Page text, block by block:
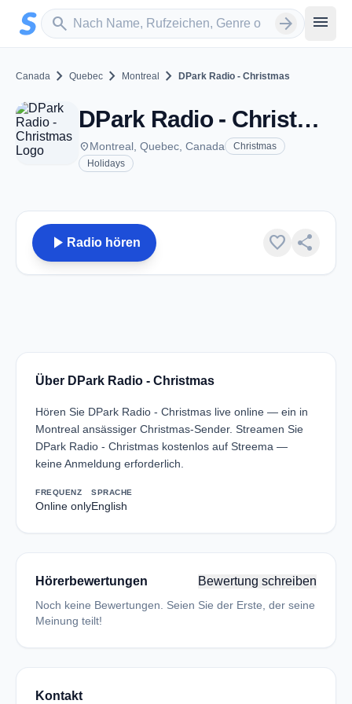
Zum Hauptinhalt springen
search
Sender suchen arrow_forward menu
Canada chevron_right Quebec chevron_right Montreal chevron_right DPark Radio - Christmas
DPark Radio - Christmas - Montreal, QC
placeMontreal, Quebec, Canada
Christmas
Holidays
play_arrow Radio hören favorite share
Über DPark Radio - Christmas
Hören Sie DPark Radio - Christmas live online — ein in
Montreal ansässiger Christmas-Sender. Streamen Sie
DPark Radio - Christmas kostenlos auf Streema —
keine Anmeldung erforderlich.
FREQUENZ
Online only
SPRACHE
English
Hörerbewertungen Bewertung schreiben
Noch keine Bewertungen. Seien Sie der Erste, der seine
Meinung teilt!
Kontakt